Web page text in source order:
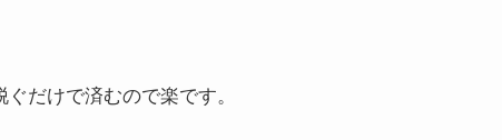
だけで済むので楽です。